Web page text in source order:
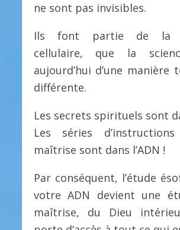
ne sont pas invisibles.
Ils font partie de la
cellulaire, que la
aujourd’hui d’une manière
différente.
Les secrets spirituels sont
Les séries
maîtrise sont dans l’ADN !
Par conséquent, l’étude
votre ADN devient une
maîtrise, du Dieu